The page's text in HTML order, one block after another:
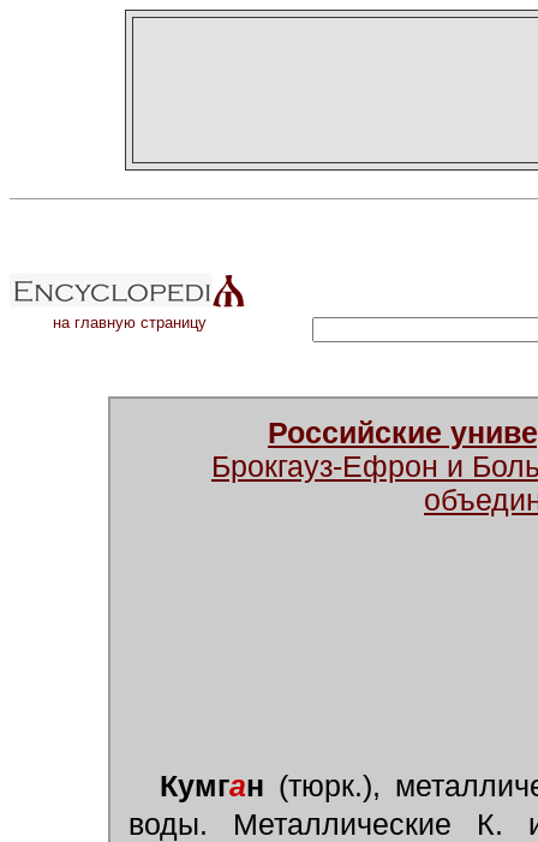
на главную страницу
Российские
Брокгауз-Ефрон и
Кумган (тюрк.),
воды. Металлические К.